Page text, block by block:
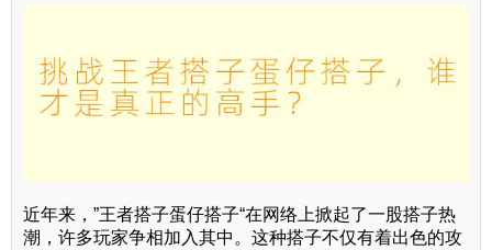
近年来，”王者搭子蛋仔搭子“在网络上掀起了一股搭子热
潮，许多玩家争相加入其中。这种搭子不仅有着出色的攻